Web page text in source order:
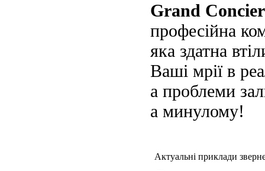
Grand
професійна
яка здатна
Ваші мрії в
а проблеми
а минулому!
Актуальні приклади